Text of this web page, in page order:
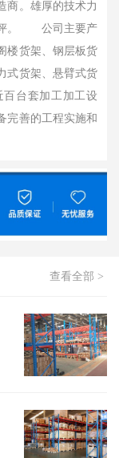
商。雄厚的技术力
评。 公司主要产
楼货架、钢层板货
式货架、悬臂式货
台套加工加工设
完善的工程实施和
查看全部 >